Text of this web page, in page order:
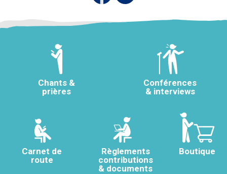
Chants &
prières
Conférences
& interviews
Carnet de
route
Règlements
contributions
& documents
Boutique